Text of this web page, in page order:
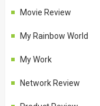
Movie Review
My Rainbow World
My Work
Network Review